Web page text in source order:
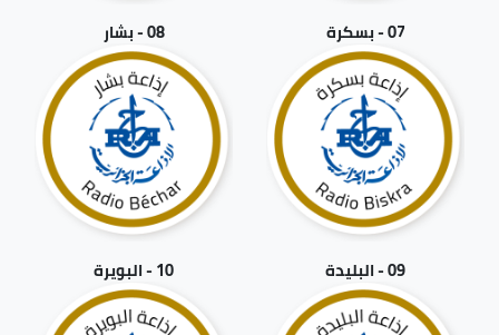
07 - بسكرة 08 - بشار
09 - البليدة 10 - البويرة